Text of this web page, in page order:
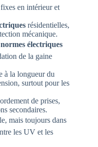
en intérieur et
résidentielles,
mécanique.
normes électriques
de la gaine
à la longueur du
surtout pour les
de prises,
secondaires.
mais toujours dans
les UV et les